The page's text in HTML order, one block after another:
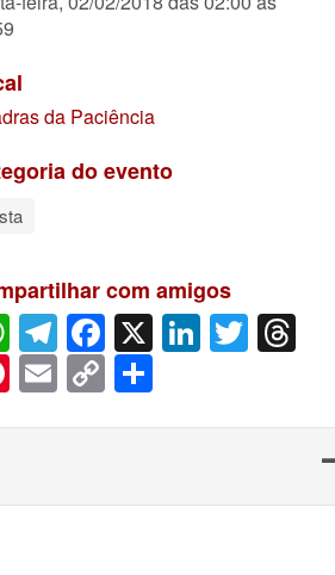
da Paciência
do evento
com amigos
WhatsApp
Telegram
Facebook
X LinkedIn
Twitter
Pinterest
Email
Copy
Link